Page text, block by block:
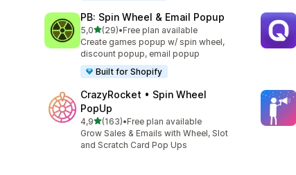
PB: Spin Wheel & Email Popup
5,0z 5 hvězd
(29)
Celkový počet recenzí: 29
•Free plan available
Create games popup w/ spin wheel,
discount popup, email popup
Built for Shopify
CrazyRocket • Spin Wheel
PopUp
4,9z 5 hvězd
(163)
Celkový počet recenzí: 163
•Free plan available
Grow Sales & Emails with Wheel, Slot
and Scratch Card Pop Ups